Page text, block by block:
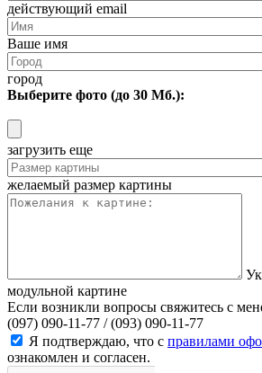
действующий email
Ваше имя
город
Выберите фото (до 30 Мб.):
загрузить еще
желаемый размер картины
модульной картине
Если возникли вопросы свяжитесь с
(097) 090-11-77 /(093) 090-11-77
Я подтверждаю, что с правилами
ознакомлен и согласен.